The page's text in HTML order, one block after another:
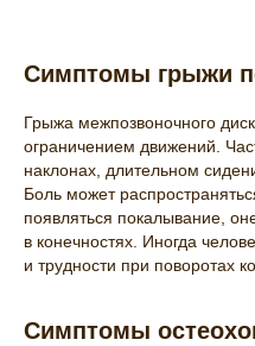
Симптомы грыжи
Грыжа межпозвоночного
ограничением движений.
наклонах, длительном
Боль может
появляться покалывание,
в конечностях. Иногда
и трудности при поворотах
Симптомы